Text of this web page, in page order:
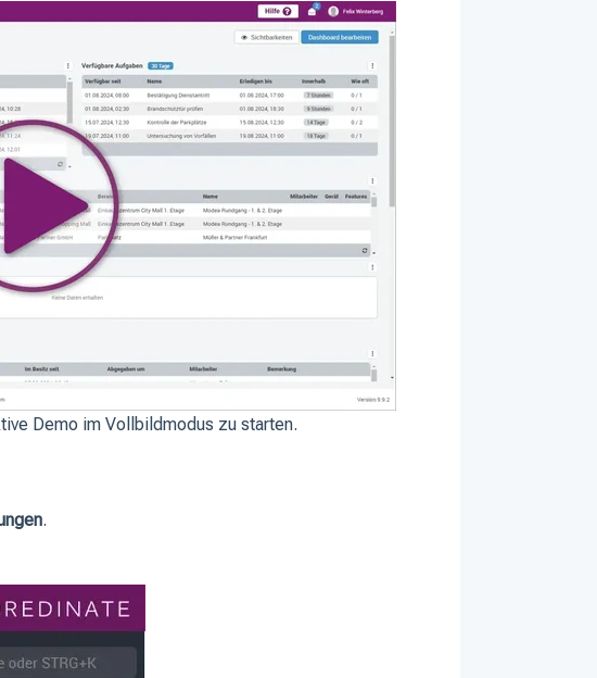
Demo im Vollbildmodus zu starten.
.